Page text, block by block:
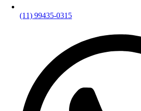
(11) 99435-0315